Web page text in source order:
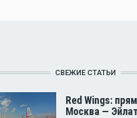
СВЕЖИЕ СТАТЬИ
Red Wings:
Москва — Эйлат